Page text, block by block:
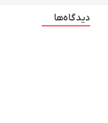
دیدگاه‌ها